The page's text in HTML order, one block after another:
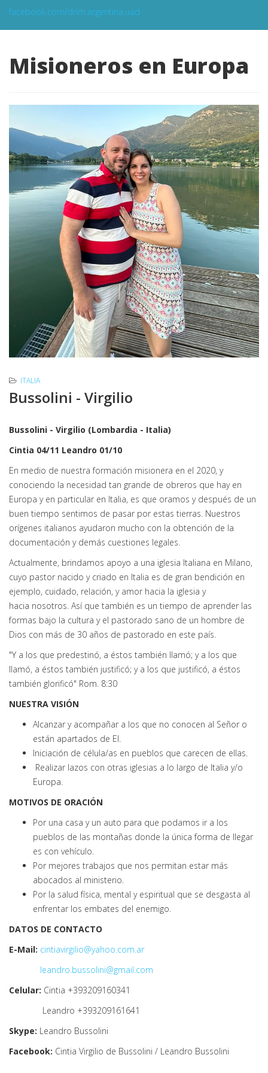
facebook.com/dnm.argentina.uad
Misioneros en Europa
ITALIA
Bussolini - Virgilio
Bussolini - Virgilio (Lombardia - Italia)
Cintia 04/11 Leandro 01/10
En medio de nuestra formación misionera en el 2020, y
conociendo la necesidad tan grande de obreros que hay en
Europa y en particular en Italia, es que oramos y después de un
buen tiempo sentimos de pasar por estas tierras. Nuestros
orígenes italianos ayudaron mucho con la obtención de la
documentación y demás cuestiones legales.
Actualmente, brindamos apoyo a una iglesia Italiana en Milano,
cuyo pastor nacido y criado en Italia es de gran bendición en
ejemplo, cuidado, relación, y amor hacia la iglesia y
hacia nosotros. Así que también es un tiempo de aprender las
formas bajo la cultura y el pastorado sano de un hombre de
Dios con más de 30 años de pastorado en este país.
"Y a los que predestinó, a éstos también llamó; y a los que
llamó, a éstos también justificó; y a los que justificó, a éstos
también glorificó" Rom. 8:30
NUESTRA VISIÓN
Alcanzar y acompañar a los que no conocen al Señor o
están apartados de El.
Iniciación de célula/as en pueblos que carecen de ellas.
Realizar lazos con otras iglesias a lo largo de Italia y/o
Europa.
MOTIVOS DE ORACIÓN
Por una casa y un auto para que podamos ir a los
pueblos de las montañas donde la única forma de llegar
es con vehículo.
Por mejores trabajos que nos permitan estar más
abocados al ministerio.
Por la salud física, mental y espiritual que se desgasta al
enfrentar los embates del enemigo.
DATOS DE CONTACTO
E-Mail: cintiavirgilio@yahoo.com.ar
leandro.bussolini@gmail.com
Celular: Cintia +393209160341
Leandro +393209161641
Skype: Leandro Bussolini
Facebook: Cintia Virgilio de Bussolini / Leandro Bussolini